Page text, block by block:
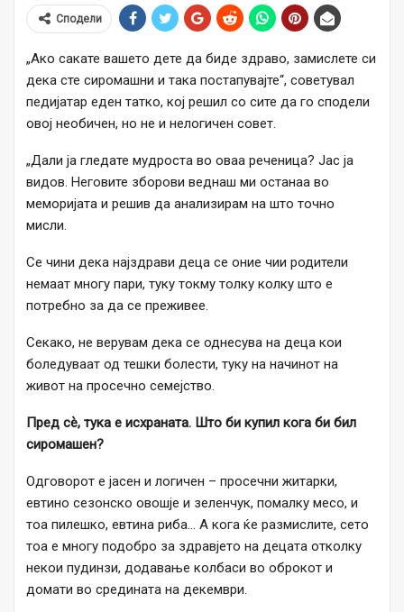
Сподели
„Ако сакате вашето дете да биде здраво, замислете си
дека сте сиромашни и така постапувајте“, советувал
педијатар еден татко, кој решил со сите да го сподели
овој необичен, но не и нелогичен совет.
„Дали ја гледате мудроста во оваа реченица? Јас ја
видов. Неговите зборови веднаш ми останаа во
меморијата и решив да анализирам на што точно
мисли.
Се чини дека најздрави деца се оние чии родители
немаат многу пари, туку токму толку колку што е
потребно за да се преживее.
Секако, не верувам дека се однесува на деца кои
боледуваат од тешки болести, туку на начинот на
живот на просечно семејство.
Пред сѐ, тука е исхраната. Што би купил кога би бил
сиромашен?
Одговорот е јасен и логичен – просечни житарки,
евтино сезонско овошје и зеленчук, помалку месо, и
тоа пилешко, евтина риба… А кога ќе размислите, сето
тоа е многу подобро за здравјето на децата отколку
некои пудинзи, додавање колбаси во оброкот и
домати во средината на декември.